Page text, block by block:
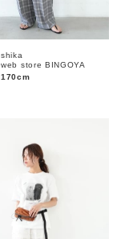
shika
web store BINGOYA
170cm